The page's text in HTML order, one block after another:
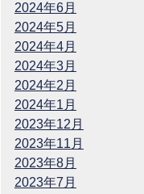
2024年6月
2024年5月
2024年4月
2024年3月
2024年2月
2024年1月
2023年12月
2023年11月
2023年8月
2023年7月